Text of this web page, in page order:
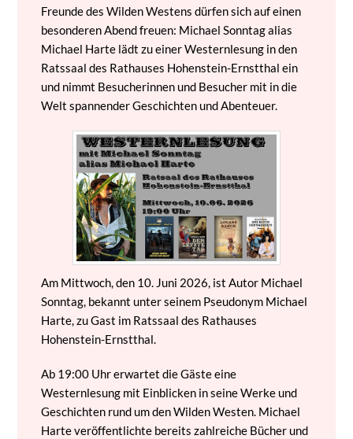
Freunde des Wilden Westens dürfen sich auf einen
besonderen Abend freuen: Michael Sonntag alias
Michael Harte lädt zu einer Westernlesung in den
Ratssaal des Rathauses Hohenstein-Ernstthal ein
und nimmt Besucherinnen und Besucher mit in die
Welt spannender Geschichten und Abenteuer.
Am Mittwoch, den 10. Juni 2026, ist Autor Michael
Sonntag, bekannt unter seinem Pseudonym Michael
Harte, zu Gast im Ratssaal des Rathauses
Hohenstein-Ernstthal.
Ab 19:00 Uhr erwartet die Gäste eine
Westernlesung mit Einblicken in seine Werke und
Geschichten rund um den Wilden Westen. Michael
Harte veröffentlichte bereits zahlreiche Bücher und